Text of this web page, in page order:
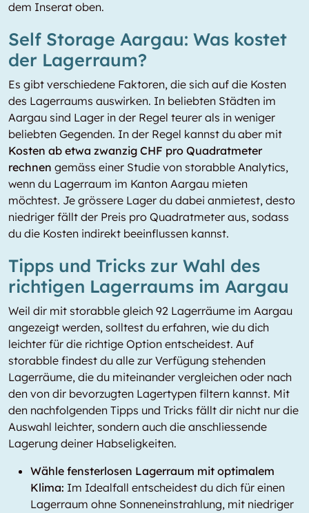
dem Inserat oben.
Self Storage Aargau: Was kostet
der Lagerraum?
Es gibt verschiedene Faktoren, die sich auf die Kosten
des Lagerraums auswirken. In beliebten Städten im
Aargau sind Lager in der Regel teurer als in weniger
beliebten Gegenden. In der Regel kannst du aber mit
Kosten ab etwa zwanzig CHF pro Quadratmeter
rechnen gemäss einer Studie von storabble Analytics,
wenn du Lagerraum im Kanton Aargau mieten
möchtest. Je grössere Lager du dabei anmietest, desto
niedriger fällt der Preis pro Quadratmeter aus, sodass
du die Kosten indirekt beeinflussen kannst.
Tipps und Tricks zur Wahl des
richtigen Lagerraums im Aargau
Weil dir mit storabble gleich 92 Lagerräume im Aargau
angezeigt werden, solltest du erfahren, wie du dich
leichter für die richtige Option entscheidest. Auf
storabble findest du alle zur Verfügung stehenden
Lagerräume, die du miteinander vergleichen oder nach
den von dir bevorzugten Lagertypen filtern kannst. Mit
den nachfolgenden Tipps und Tricks fällt dir nicht nur die
Auswahl leichter, sondern auch die anschliessende
Lagerung deiner Habseligkeiten.
Wähle fensterlosen Lagerraum mit optimalem
Klima: Im Idealfall entscheidest du dich für einen
Lagerraum ohne Sonneneinstrahlung, mit niedriger